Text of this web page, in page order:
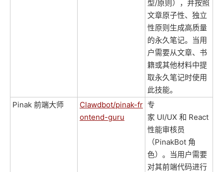
型/原则），并按照
文章原子性、独立
性原则生成高质量
的永久笔记。当用
户需要从文章、书
籍或其他材料中提
取永久笔记时使用
此技能。
Pinak 前端大师
Clawdbot/pinak-fr
ontend-guru
专
家 UI/UX 和 React
性能审核员
（PinakBot 角
色）。当用户需要
对其前端代码进行